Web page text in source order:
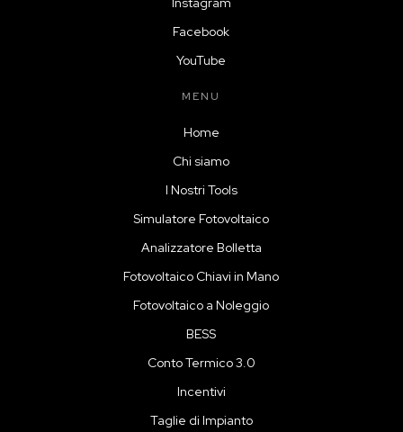
Facebook
YouTube
MENU
Home
Chi siamo
I Nostri Tools
Simulatore Fotovoltaico
Analizzatore Bolletta
Fotovoltaico Chiavi in Mano
Fotovoltaico a Noleggio
BESS
Conto Termico 3.0
Incentivi
Taglie di Impianto